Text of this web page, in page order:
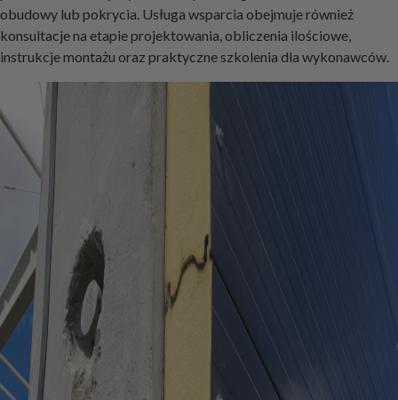
obudowy lub pokrycia. Usługa wsparcia obejmuje również
konsultacje na etapie projektowania, obliczenia ilościowe,
instrukcje montażu oraz praktyczne szkolenia dla wykonawców.